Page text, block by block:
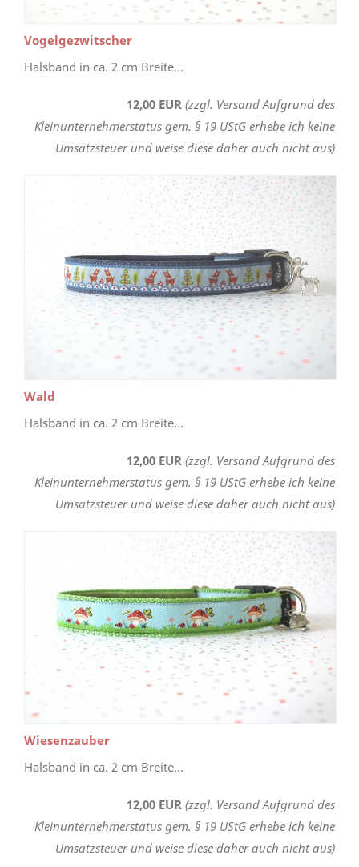
Vogelgezwitscher
Halsband in ca. 2 cm Breite...
12,00 EUR (zzgl. Versand Aufgrund des
Kleinunternehmerstatus gem. § 19 UStG erhebe ich keine
Umsatzsteuer und weise diese daher auch nicht aus)
Wald
Halsband in ca. 2 cm Breite...
12,00 EUR (zzgl. Versand Aufgrund des
Kleinunternehmerstatus gem. § 19 UStG erhebe ich keine
Umsatzsteuer und weise diese daher auch nicht aus)
Wiesenzauber
Halsband in ca. 2 cm Breite...
12,00 EUR (zzgl. Versand Aufgrund des
Kleinunternehmerstatus gem. § 19 UStG erhebe ich keine
Umsatzsteuer und weise diese daher auch nicht aus)